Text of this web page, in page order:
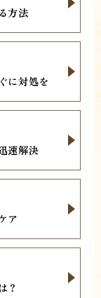
方法
に対処を
速解決
ア
？